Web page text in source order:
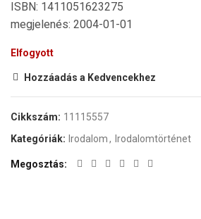
ISBN: 1411051623275
megjelenés: 2004-01-01
Elfogyott
Hozzáadás a Kedvencekhez
Cikkszám: 11115557
Kategóriák: Irodalom, Irodalomtörténet
Megosztás